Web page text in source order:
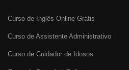
Curso de Inglês Online Grátis
Curso de Assistente Administrativo
Curso de Cuidador de Idosos